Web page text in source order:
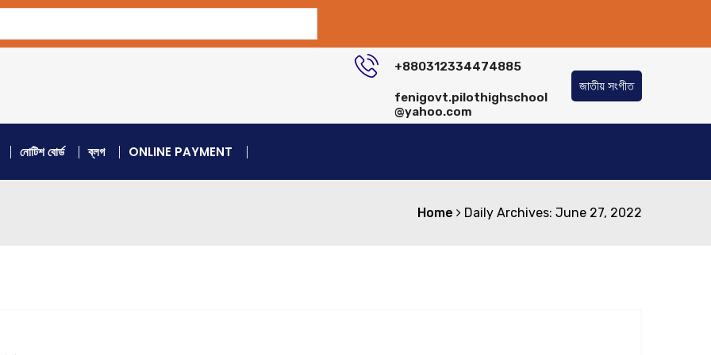
+880312334474885
fenigovt.pilothighschool
@yahoo.com
জাতীয় সংগীত
নোটিশ বোর্ড ব্লগ ONLINE PAYMENT
Home Daily Archives: June 27, 2022